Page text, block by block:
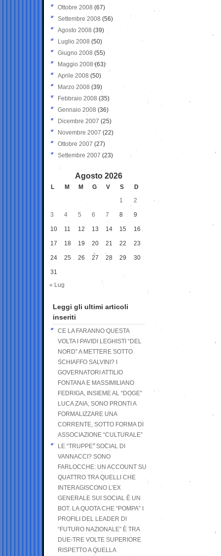
Ottobre 2008 (67)
Settembre 2008 (56)
Agosto 2008 (39)
Luglio 2008 (50)
Giugno 2008 (55)
Maggio 2008(63)
Aprile 2008 (50)
Marzo 2008 (39)
Febbraio 2008 (35)
Gennaio 2008 (36)
Dicembre 2007 (25)
Novembre 2007 (22)
Ottobre 2007 (27)
Settembre 2007 (23)
Agosto 2026
L M M G V S
D
1
2
3 4 5 6 7 8 9
10 11 12 13 14 15 16
17 18 19 20 21 22 23
24 25 26 27 28 29 30
31
« Lug
Leggi gli ultimi articoli
inseriti
CE LA FARANNO QUESTA
VOLTA I PAVIDI LEGHISTI “DEL
NORD” A METTERE SOTTO
SCHIAFFO SALVINI? I
GOVERNATORI ATTILIO
FONTANA E MASSIMILIANO
FEDRIGA, INSIEME AL “DOGE”
LUCA ZAIA, SONO PRONTI A
FORMALIZZARE UNA
CORRENTE, SOTTO FORMA DI
ASSOCIAZIONE “CULTURALE”
LE “TRUPPE” SOCIAL DI
VANNACCI? SONO
FARLOCCHE: UN ACCOUNT SU
QUATTRO TRA QUELLI CHE
INTERAGISCONO L’EX
GENERALE SUI SOCIAL È UN
BOT. LA QUOTA CHE “POMPA” I
PROFILI DEL LEADER DI
“FUTURO NAZIONALE” È TRA
DUE-TRE VOLTE SUPERIORE
RISPETTO A QUELLA